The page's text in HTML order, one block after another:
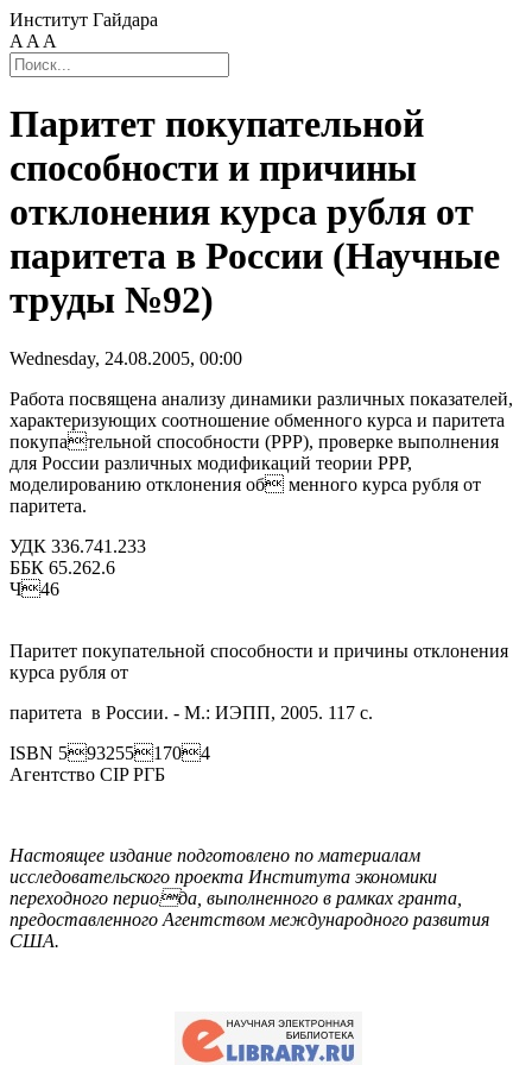
Институт Гайдара
A A A
Паритет покупательной
способности и причины
отклонения курса рубля от
паритета в России (Научные
труды №92)
Wednesday, 24.08.2005, 00:00
Работа посвящена анализу динамики различных показателей,
характеризующих соотношение обменного курса и паритета
покупательной способности (РРР), проверке выполнения
для России различных модификаций теории РРР,
моделированию отклонения об менного курса рубля от
паритета.
УДК 336.741.233
ББК 65.262.6
Ч46
Паритет покупательной способности и причины отклонения
курса рубля от
паритета в России. - М.: ИЭПП, 2005. 117 c.
ISBN 5932551704
Агентство CIP РГБ
Настоящее издание подготовлено по материалам
исследовательского проекта Института экономики
переходного периода, выполненного в рамках гранта,
предоставленного Агентством международного развития
США.